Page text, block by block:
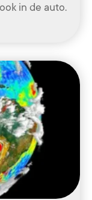
in de auto.